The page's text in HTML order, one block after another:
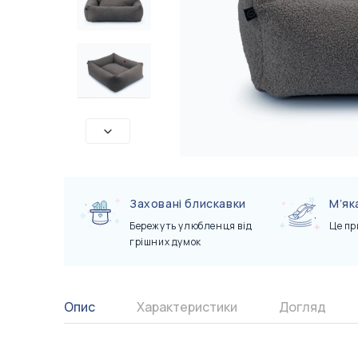
Сертифікати
Показати всі
Заховані блискавки
Бережуть улюбленця від
грішних думок
Це
Опис Характеристики Догляд